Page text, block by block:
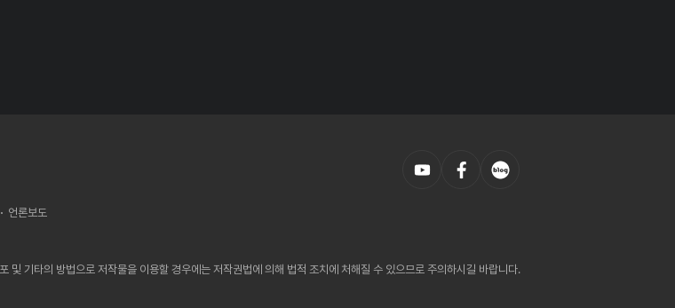
언론보도
및 기타의 방법으로 저작물을 이용할 경우에는 저작권법에 의해 법적 조치에 처해질 수 있으므로 주의하시길 바랍니다.